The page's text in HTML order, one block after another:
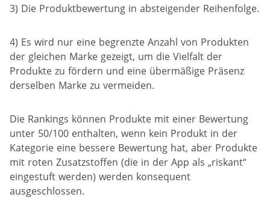
3) Die Produktbewertung in absteigender Reihenfolge.
4) Es wird nur eine begrenzte Anzahl von Produkten
der gleichen Marke gezeigt, um die Vielfalt der
Produkte zu fördern und eine übermäßige Präsenz
derselben Marke zu vermeiden.
Die Rankings können Produkte mit einer Bewertung
unter 50/100 enthalten, wenn kein Produkt in der
Kategorie eine bessere Bewertung hat, aber Produkte
mit roten Zusatzstoffen (die in der App als „riskant“
eingestuft werden) werden konsequent
ausgeschlossen.